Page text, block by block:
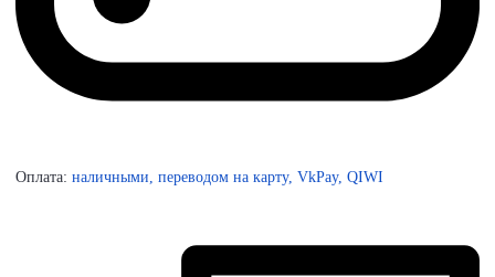
Оплата: наличными, переводом на карту, VkPay, QIWI